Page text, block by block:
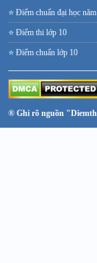
⭐ Điểm chuẩn đại học
⭐ Điểm thi lớp 10
⭐ Điểm chuẩn lớp 10
® Ghi rõ nguồn